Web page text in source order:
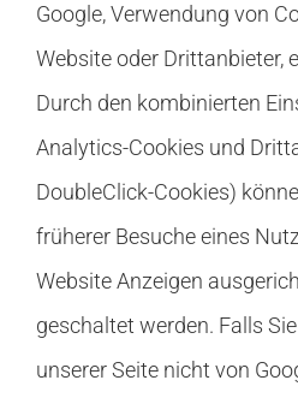
Google, Verwendung von
Website oder Drittanbieter,
Durch den kombinierten
Analytics-Cookies und
DoubleClick-Cookies)
früherer Besuche eines
Website Anzeigen
geschaltet werden. Falls
unserer Seite nicht von